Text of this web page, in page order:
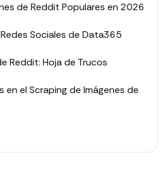
de Reddit Populares en 2026
Sociales de Data365
Reddit: Hoja de Trucos
en el Scraping de Imágenes de